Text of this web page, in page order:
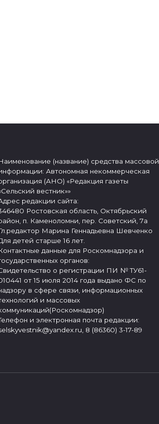
(название) средства массовой
Автономная некоммерческая
(АНО) «Редакция газеты
вестник»»
редакции сайта:
Ростовская область, Октябрьский
п. Каменоломни, пер. Советский, 7а
Марина Геннадьевна Шевченко
детей старше 16 лет.
данные для Роскомнадзора и
органов:
о регистрации ПИ № ТУ61-
от 15 июля 2014 года выдано ФС по
в сфере связи, информационных
и массовых
и электронная почта редакции:
8 (86360) 3-17-89